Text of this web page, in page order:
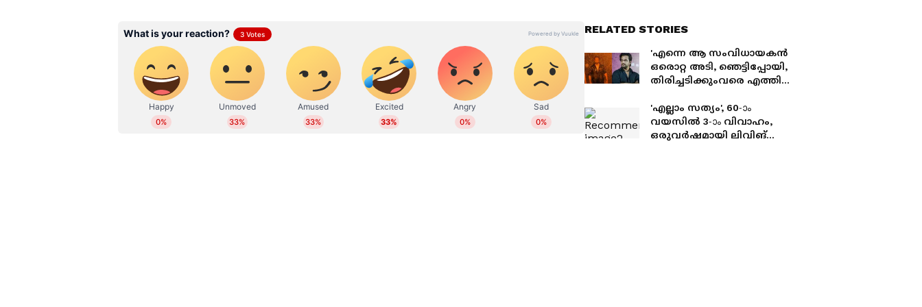
RELATED STORIES
'എന്നെ ആ സംവിധായകൻ
ഒരൊറ്റ അടി, ഞെട്ടിപ്പോയി,
തിരിച്ചടിക്കുംവരെ എത്തി';
സർജ
'എല്ലാം സത്യം', 60-ാം
വയസിൽ 3-ാം വിവാഹം,
ഒരുവർഷമായി ലിവിങ്